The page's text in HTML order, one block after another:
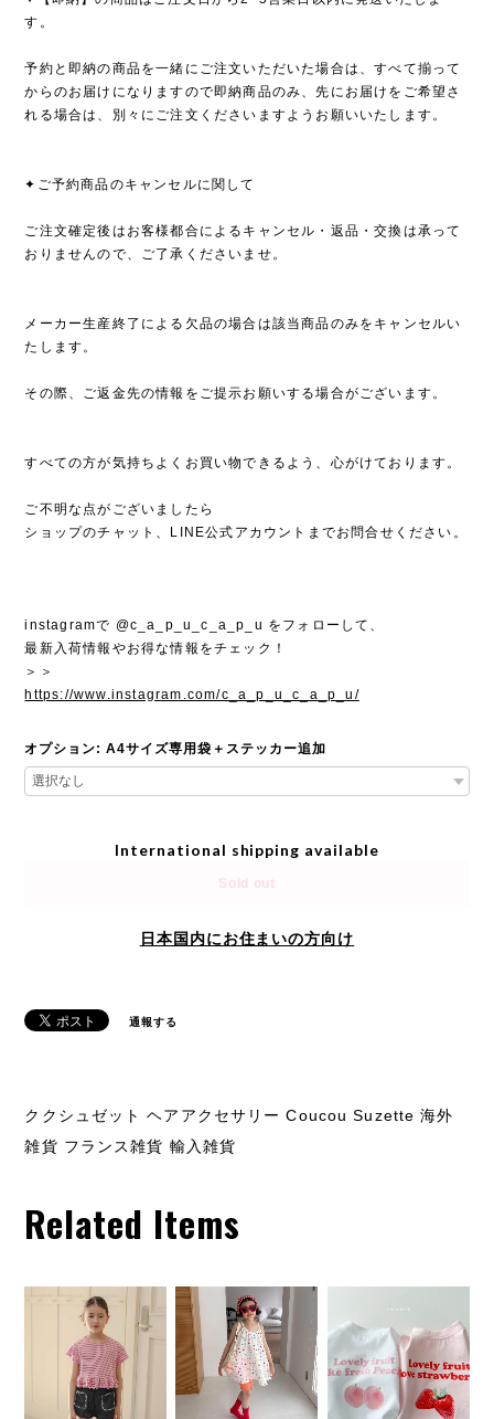
す。
予約と即納の商品を一緒にご注文いただいた場合は、すべて揃って
からのお届けになりますので即納商品のみ、先にお届けをご希望さ
れる場合は、別々にご注文くださいますようお願いいたします。
✦ご予約商品のキャンセルに関して
ご注文確定後はお客様都合によるキャンセル・返品・交換は承って
おりませんので、ご了承くださいませ。
メーカー生産終了による欠品の場合は該当商品のみをキャンセルい
たします。
その際、ご返金先の情報をご提示お願いする場合がございます。
すべての方が気持ちよくお買い物できるよう、心がけております。
ご不明な点がございましたら
ショップのチャット、LINE公式アカウントまでお問合せください。
instagramで @c_a_p_u_c_a_p_u をフォローして、
最新入荷情報やお得な情報をチェック！
＞＞
https://www.instagram.com/c_a_p_u_c_a_p_u/
オプション: A4サイズ専用袋＋ステッカー追加
International shipping available
Sold out
日本国内にお住まいの方向け
通報する
ククシュゼット ヘアアクセサリー Coucou Suzette 海外
雑貨 フランス雑貨 輸入雑貨
Related Items